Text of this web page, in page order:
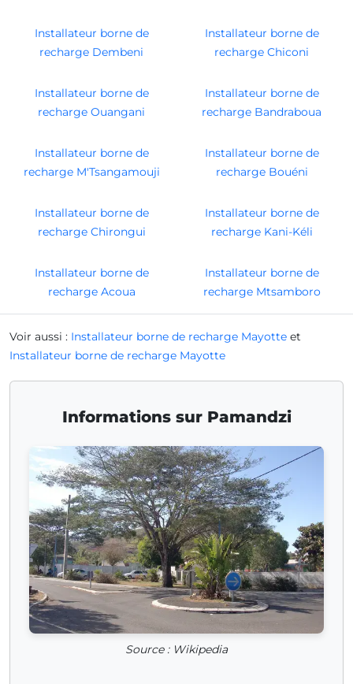
Installateur borne de
recharge Dembeni
Installateur borne de
recharge Chiconi
Installateur borne de
recharge Ouangani
Installateur borne de
recharge Bandraboua
Installateur borne de
recharge M'Tsangamouji
Installateur borne de
recharge Bouéni
Installateur borne de
recharge Chirongui
Installateur borne de
recharge Kani-Kéli
Installateur borne de
recharge Acoua
Installateur borne de
recharge Mtsamboro
Voir aussi : Installateur borne de recharge Mayotte et
Installateur borne de recharge Mayotte
Informations sur Pamandzi
Source : Wikipedia